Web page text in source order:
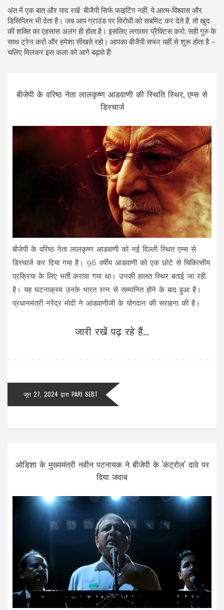
अंत में एक बात और याद रखें: बीजैपी सिर्फ फाइटिंग नहीं, ये आत्म‑विश्वास और
डिसिप्लिन भी देता है। जब आप ग्राउंड पर विरोधी को सबमिट कर देते हैं, तो खुद
की शक्ति का एहसास अलग ही होता है। इसलिए लगातार प्रैक्टिस करो, सही गुरु के
साथ ट्रेन करो और हमेशा सीखते रहो। आपका बीजैपी सफर यहीं से शुरू होता है –
चलिए मिलकर इस कला को आगे बढ़ाते हैं!
बीजेपी के वरिष्ठ नेता लालकृष्ण आडवाणी की स्थिति स्थिर, एम्स से
डिस्चार्ज
बीजेपी के वरिष्ठ नेता लालकृष्ण आडवाणी को नई दिल्ली स्थित एम्स से
डिस्चार्ज कर दिया गया है। 96 वर्षीय आडवाणी को एक छोटे से चिकित्सीय
प्रक्रिया के लिए भर्ती कराया गया था। उनकी हालत स्थिर बताई जा रही
है। यह घटनाक्रम उनके भारत रत्न से सम्मानित होने के बाद हुआ है।
प्रधानमंत्री नरेंद्र मोदी ने आडवाणीजी के योगदान की सराहना की है।
जारी रखें पढ़ रहे हैं...
जून 27, 2024 द्वारा PARI SEBT
ओडिशा के मुख्यमंत्री नवीन पटनायक ने बीजेपी के 'कंट्रोल' दावे पर
दिया जवाब